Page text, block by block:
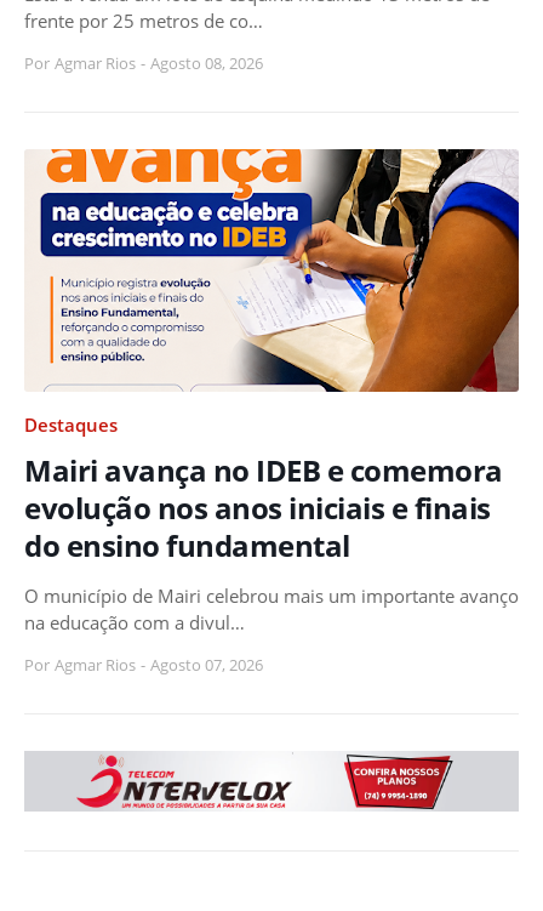
frente por 25 metros de co…
Por Agmar Rios - Agosto 08, 2026
Destaques
Mairi avança no IDEB e comemora
evolução nos anos iniciais e finais
do ensino fundamental
O município de Mairi celebrou mais um importante avanço
na educação com a divul…
Por Agmar Rios - Agosto 07, 2026